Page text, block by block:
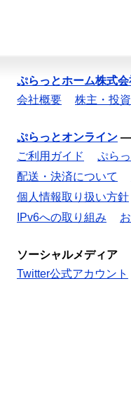
ぷらっとホーム株式会
会社概要
株主・投
ぷらっとオンライン —
ご利用ガイド
ぷら
配送・決済について
個人情報取り扱い方針
IPv6への取り組み
ソーシャルメディア
Twitter公式アカウント